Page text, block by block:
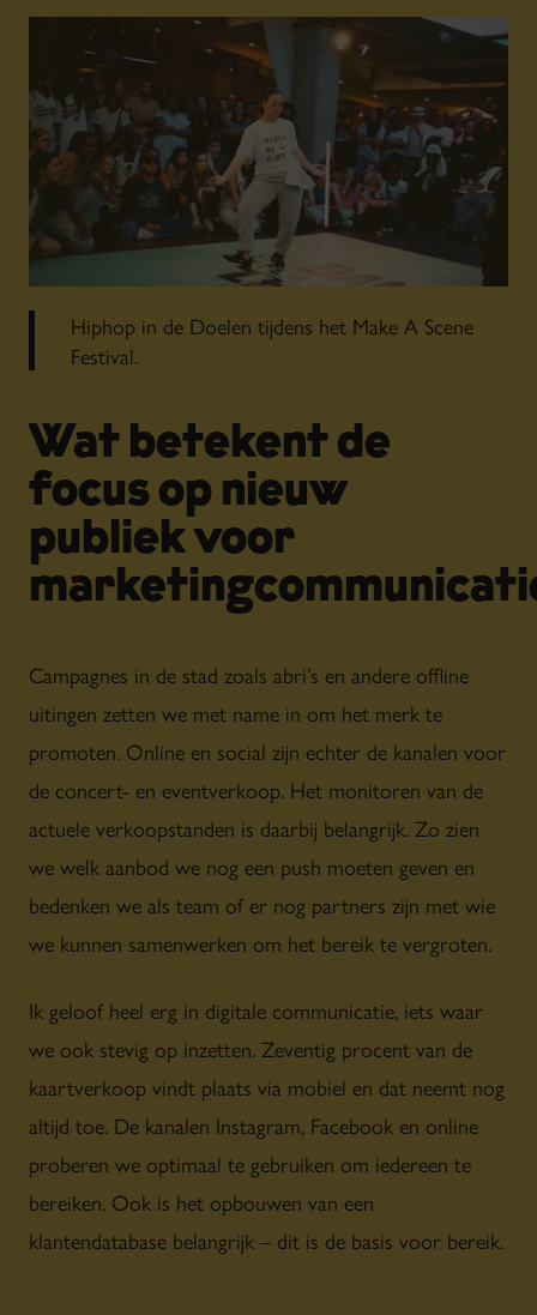
Hiphop in de Doelen tijdens het Make A Scene
Festival.
Wat betekent de
focus op nieuw
publiek voor
Campagnes in de stad zoals abri’s en andere offline
uitingen zetten we met name in om het merk te
promoten. Online en social zijn echter de kanalen voor
de concert- en eventverkoop. Het monitoren van de
actuele verkoopstanden is daarbij belangrijk. Zo zien
we welk aanbod we nog een push moeten geven en
bedenken we als team of er nog partners zijn met wie
we kunnen samenwerken om het bereik te vergroten.
Ik geloof heel erg in digitale communicatie, iets waar
we ook stevig op inzetten. Zeventig procent van de
kaartverkoop vindt plaats via mobiel en dat neemt nog
altijd toe. De kanalen Instagram, Facebook en online
proberen we optimaal te gebruiken om iedereen te
bereiken. Ook is het opbouwen van een
klantendatabase belangrijk – dit is de basis voor bereik.